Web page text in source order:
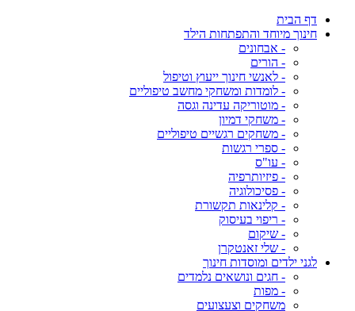
דף הבית
חינוך מיוחד והתפתחות הילד
- אבחונים
- הורים
- לאנשי חינוך ייעוץ וטיפול
- לומדות ומשחקי מחשב טיפוליים
- מוטוריקה עדינה וגסה
- משחקי דמיון
- משחקים רגשיים טיפוליים
- ספרי רגשות
- עו"ס
- פיזיותרפיה
- פסיכולוגיה
- קלינאות תקשורת
- ריפוי בעיסוק
- שיקום
- שלי זאנטקרן
לגני ילדים ומוסדות חינוך
- חגים ונושאים נלמדים
- מפות
משחקים וצעצועים